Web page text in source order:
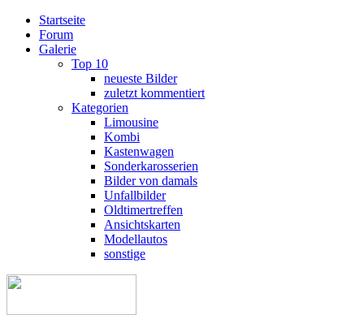
Startseite
Forum
Galerie
Top 10
neueste Bilder
zuletzt kommentiert
Kategorien
Limousine
Kombi
Kastenwagen
Sonderkarosserien
Bilder von damals
Unfallbilder
Oldtimertreffen
Ansichtskarten
Modellautos
sonstige